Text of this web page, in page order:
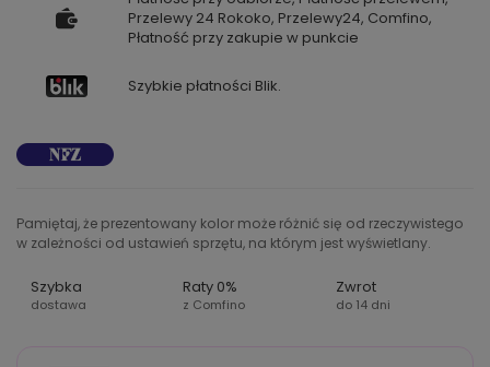
Przelewy 24 Rokoko, Przelewy24, Comfino,
Płatność przy zakupie w punkcie
Szybkie płatności Blik.
Pamiętaj, że prezentowany kolor może różnić się od rzeczywistego
w zależności od ustawień sprzętu, na którym jest wyświetlany.
Szybka
dostawa
Raty 0%
z Comfino
Zwrot
do 14 dni